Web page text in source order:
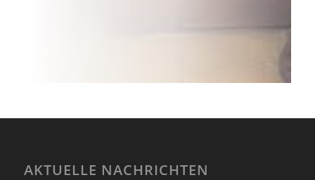
AKTUELLE NACHRICHTEN